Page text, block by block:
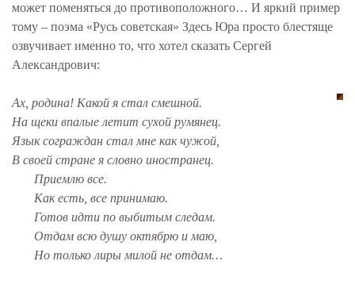
может поменяться до противоположного… И яркий пример
тому – поэма «Русь советская» Здесь Юра просто блестяще
озвучивает именно то, что хотел сказать Сергей
Александрович:
Ах, родина! Какой я стал смешной.
На щеки впалые летит сухой румянец.
Язык сограждан стал мне как чужой,
В своей стране я словно иностранец.
Приемлю все.
Как есть, все принимаю.
Готов идти по выбитым следам.
Отдам всю душу октябрю и маю,
Но только лиры милой не отдам…